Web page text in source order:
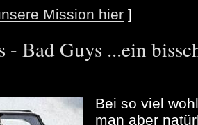
Mission hier ]
- Bad Guys ...ein
Bei so viel
man aber